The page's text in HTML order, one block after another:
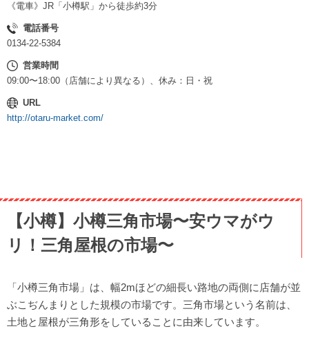
《電車》JR「小樽駅」から徒歩約3分
電話番号
0134-22-5384
営業時間
09:00〜18:00（店舗により異なる）、休み：日・祝
URL
http://otaru-market.com/
【小樽】小樽三角市場〜安ウマがウ
リ！三角屋根の市場〜
「小樽三角市場」は、幅2mほどの細長い路地の両側に店舗が並
ぶこぢんまりとした規模の市場です。三角市場という名前は、
土地と屋根が三角形をしていることに由来しています。